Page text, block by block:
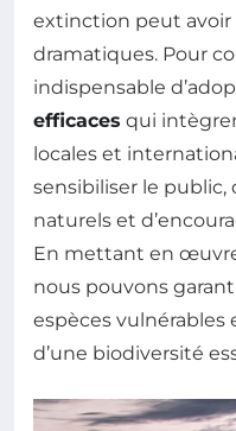
extinction peut avoir
dramatiques. Pour
indispensable
efficaces qui
locales et
sensibiliser le
naturels et
En mettant en
nous pouvons
espèces
d’une biodiversité